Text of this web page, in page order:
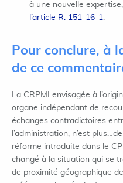
à une nouvelle
l’article R. 151-16-1.
Pour conclure, à
de ce
La CRPMI envisagée à
organe indépendant de
échanges contradictoires
l’administration, n’est
réforme introduite dans le
changé à la situation qui se
de proximité géographique